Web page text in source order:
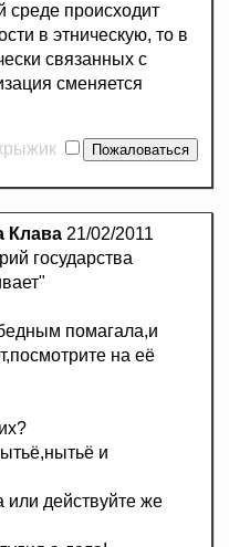
среде происходит
в этническую, то в
связанных с
сменяется
Клава 21/02/2011
государства
помагала,и
на её
и
или действуйте же